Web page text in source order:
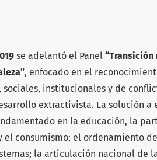
se adelantó el Panel “Transición
, enfocado en el
institucionales y de
extractivista. La solución a
en la educación, la
consumismo; el ordenamiento
la articulación nacional de